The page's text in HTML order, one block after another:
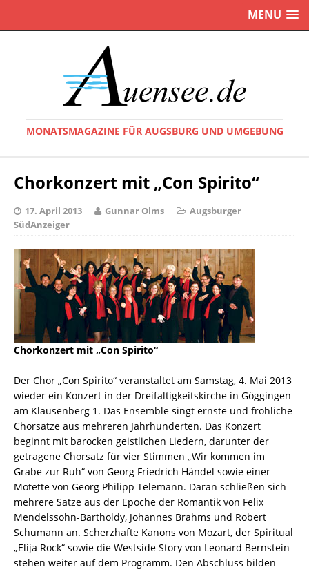
MENU
MONATSMAGAZINE FÜR AUGSBURG UND UMGEBUNG
Chorkonzert mit „Con Spirito“
17. April 2013 Gunnar Olms
Augsburger
SüdAnzeiger
Chorkonzert mit „Con Spirito“
Der Chor „Con Spirito“ veranstaltet am Samstag, 4. Mai 2013
wieder ein Konzert in der Dreifaltigkeitskirche in Göggingen
am Klausenberg 1. Das Ensemble singt ernste und fröhliche
Chorsätze aus mehreren Jahrhunderten. Das Konzert
beginnt mit barocken geistlichen Liedern, darunter der
getragene Chorsatz für vier Stimmen „Wir kommen im
Grabe zur Ruh“ von Georg Friedrich Händel sowie einer
Motette von Georg Philipp Telemann. Daran schließen sich
mehrere Sätze aus der Epoche der Romantik von Felix
Mendelssohn-Bartholdy, Johannes Brahms und Robert
Schumann an. Scherzhafte Kanons von Mozart, der Spiritual
„Elija Rock“ sowie die Westside Story von Leonard Bernstein
stehen weiter auf dem Programm. Den Abschluss bilden